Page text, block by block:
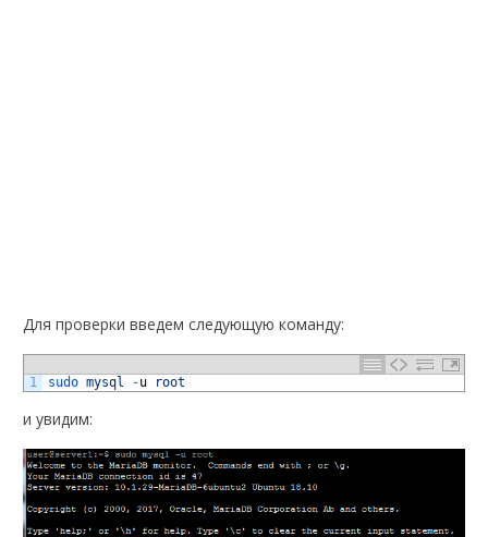
Для проверки введем следующую команду:
1 sudo mysql -u root
и увидим: